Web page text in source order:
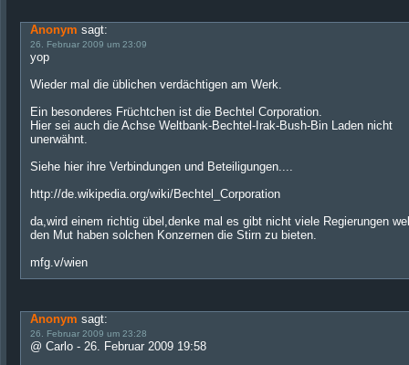
Anonym sagt:
26. Februar 2009 um 23:09
yop
Wieder mal die üblichen verdächtigen am Werk.
Ein besonderes Früchtchen ist die Bechtel Corporation.
Hier sei auch die Achse Weltbank-Bechtel-Irak-Bush-Bin Laden nicht
unerwähnt.
Siehe hier ihre Verbindungen und Beteiligungen....
http://de.wikipedia.org/wiki/Bechtel_Corporation
da,wird einem richtig übel,denke mal es gibt nicht viele Regierungen
den Mut haben solchen Konzernen die Stirn zu bieten.
mfg.v/wien
Anonym sagt:
26. Februar 2009 um 23:28
@ Carlo - 26. Februar 2009 19:58